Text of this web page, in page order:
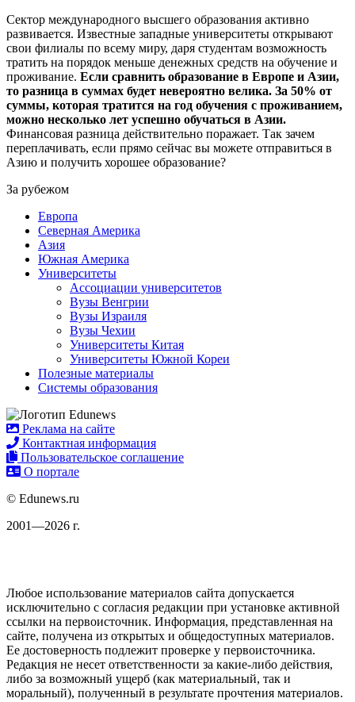
Сектор международного высшего образования активно
развивается. Известные западные университеты открывают
свои филиалы по всему миру, даря студентам возможность
тратить на порядок меньше денежных средств на обучение и
проживание. Если сравнить образование в Европе и Азии,
то разница в суммах будет невероятно велика. За 50% от
суммы, которая тратится на год обучения с проживанием,
можно несколько лет успешно обучаться в Азии.
Финансовая разница действительно поражает. Так зачем
переплачивать, если прямо сейчас вы можете отправиться в
Азию и получить хорошее образование?
За рубежом
Европа
Северная Америка
Азия
Южная Америка
Университеты
Ассоциации университетов
Вузы Венгрии
Вузы Израиля
Вузы Чехии
Университеты Китая
Университеты Южной Кореи
Полезные материалы
Системы образования
Реклама на сайте
Контактная информация
Пользовательское соглашение
О портале
© Edunews.ru
2001—2026 г.
Любое использование материалов сайта допускается
исключительно с согласия редакции при установке активной
ссылки на первоисточник. Информация, представленная на
сайте, получена из открытых и общедоступных материалов.
Ее достоверность подлежит проверке у первоисточника.
Редакция не несет ответственности за какие-либо действия,
либо за возможный ущерб (как материальный, так и
моральный), полученный в результате прочтения материалов.